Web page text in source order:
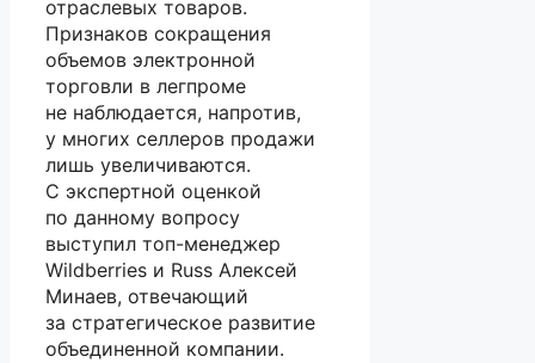
отраслевых товаров.
Признаков сокращения
объемов электронной
торговли в легпроме
не наблюдается, напротив,
у многих селлеров продажи
лишь увеличиваются.
С экспертной оценкой
по данному вопросу
выступил топ-менеджер
Wildberries и Russ Алексей
Минаев, отвечающий
за стратегическое развитие
объединенной компании.